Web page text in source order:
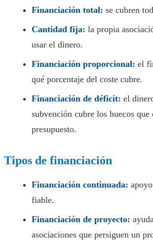
Financiación total: se cubren
Cantidad fija: la propia
usar el dinero.
Financiación proporcional: el
qué porcentaje del coste cubre.
Financiación de déficit: el
subvención cubre los huecos que
presupuesto.
Tipos de financiación
Financiación continuada:
fiable.
Financiación de proyecto:
asociaciones que persiguen un